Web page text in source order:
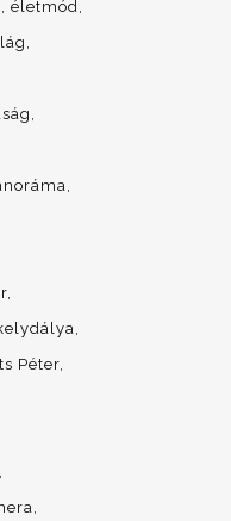
életmód
Péter